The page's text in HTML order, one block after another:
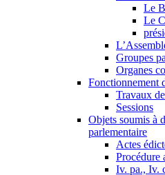
Le
Le
Groupes
Organes
Fonctionnement
Travaux
Sessions
Objets soumis à
parlementaire
Actes
Procédure
Iv. pa., Iv.